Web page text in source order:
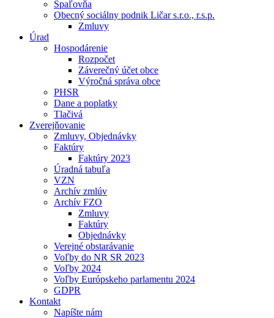
Spaľovňa
Obecný sociálny podnik Ličar s.r.o., r.s.p.
Zmluvy
Úrad
Hospodárenie
Rozpočet
Záverečný účet obce
Výročná správa obce
PHSR
Dane a poplatky
Tlačivá
Zverejňovanie
Zmluvy, Objednávky
Faktúry
Faktúry 2023
Úradná tabuľa
VZN
Archív zmlúv
Archív FZO
Zmluvy
Faktúry
Objednávky
Verejné obstarávanie
Voľby do NR SR 2023
Voľby 2024
Voľby Európskeho parlamentu 2024
GDPR
Kontakt
Napíšte nám